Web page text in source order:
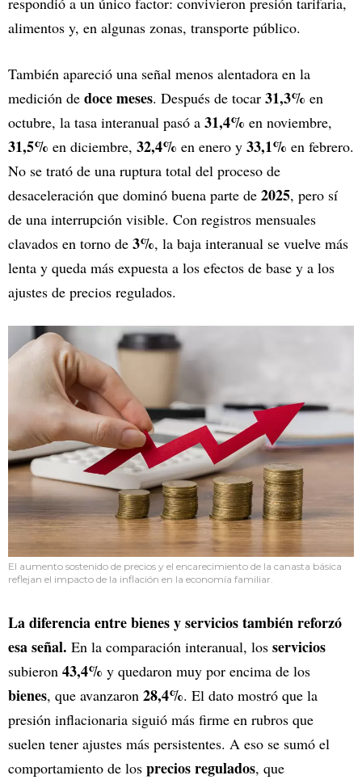
alimentos y, en algunas zonas, transporte público.
También apareció una señal menos alentadora en la
medición de doce meses. Después de tocar 31,3% en
octubre, la tasa interanual pasó a 31,4% en noviembre,
31,5% en diciembre, 32,4% en enero y 33,1% en febrero.
No se trató de una ruptura total del proceso de
desaceleración que dominó buena parte de 2025, pero sí
de una interrupción visible. Con registros mensuales
clavados en torno de 3%, la baja interanual se vuelve más
lenta y queda más expuesta a los efectos de base y a los
ajustes de precios regulados.
El aumento sostenido de precios y el encarecimiento de la canasta básica
reflejan el impacto de la inflación en la economía familiar.
La diferencia entre bienes y servicios también reforzó
esa señal. En la comparación interanual, los servicios
subieron 43,4% y quedaron muy por encima de los
bienes, que avanzaron 28,4%. El dato mostró que la
presión inflacionaria siguió más firme en rubros que
suelen tener ajustes más persistentes. A eso se sumó el
comportamiento de los precios regulados, que